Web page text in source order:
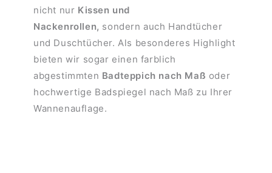
nicht nur Kissen und
Nackenrollen, sondern auch Handtücher
und Duschtücher. Als besonderes Highlight
bieten wir sogar einen farblich
abgestimmten Badteppich nach Maß oder
hochwertige Badspiegel nach Maß zu Ihrer
Wannenauflage.